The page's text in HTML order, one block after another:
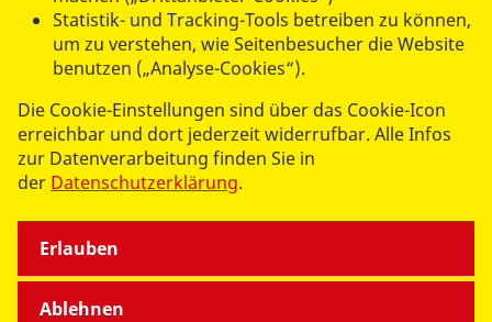
UNSERE ANGEBOTE
SPENDEN & STIFTEN
ÜBER UNS
Statistik- und Tracking-Tools betreiben zu können,
um zu verstehen, wie Seitenbesucher die Website
benutzen („Analyse-Cookies“).
Die Cookie-Einstellungen sind über das Cookie-Icon
erreichbar und dort jederzeit widerrufbar. Alle Infos
zur Datenverarbeitung finden Sie in
der Datenschutzerklärung.
Ablehnen
Erlauben